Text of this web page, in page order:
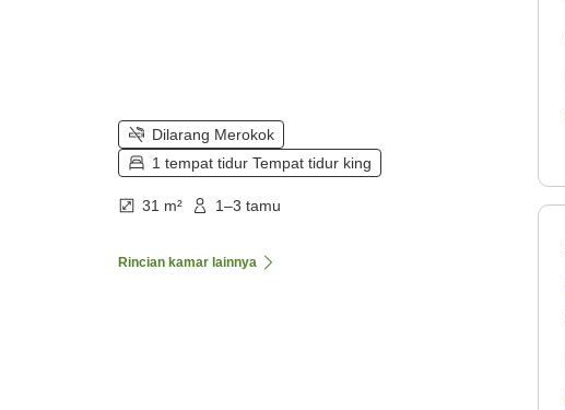
Dilarang Merokok
1 tempat tidur Tempat tidur king
31 m² 1–3 tamu
Rincian kamar lainnya